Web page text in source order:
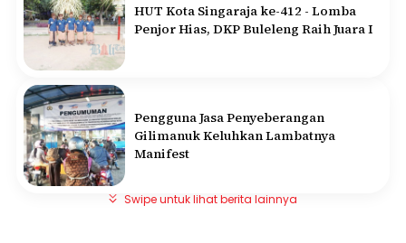
HUT Kota Singaraja ke-412 - Lomba
Penjor Hias, DKP Buleleng Raih Juara I
Pengguna Jasa Penyeberangan
Gilimanuk Keluhkan Lambatnya
Manifest
Swipe untuk lihat berita lainnya